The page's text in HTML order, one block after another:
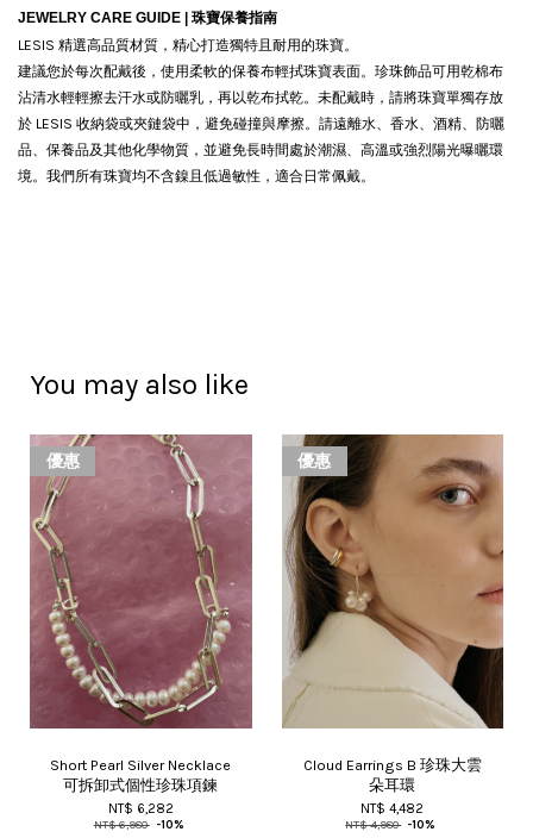
JEWELRY CARE GUIDE | 珠寶保養指南
LESIS 精選高品質材質，精心打造獨特且耐用的珠寶。
建議您於每次配戴後，使用柔軟的保養布輕拭珠寶表面。珍珠飾品可用乾棉布
沾清水輕輕擦去汗水或防曬乳，再以乾布拭乾。 未配戴時，請將珠寶單獨存放
於 LESIS 收納袋或夾鏈袋中，避免碰撞與摩擦。請遠離水、香水、酒精、防曬
品、保養品及其他化學物質，並避免長時間處於潮濕、高溫或強烈陽光曝曬環
境。我們所有珠寶均不含鎳且低過敏性，適合日常佩戴。
You may also like
優惠
Short Pearl Silver Necklace
可拆卸式個性珍珠項鍊
NT$ 6,282
NT$ 6,980 -10%
優惠
Cloud Earrings B 珍珠大雲
朵耳環
NT$ 4,482
NT$ 4,980 -10%